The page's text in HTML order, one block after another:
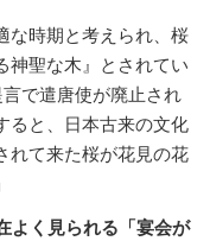
な時期と考えられ、桜
神聖な木』とされてい
で遣唐使が廃止され
ると、日本古来の文化
れて来た桜が花見の花
よく見られる「宴会が